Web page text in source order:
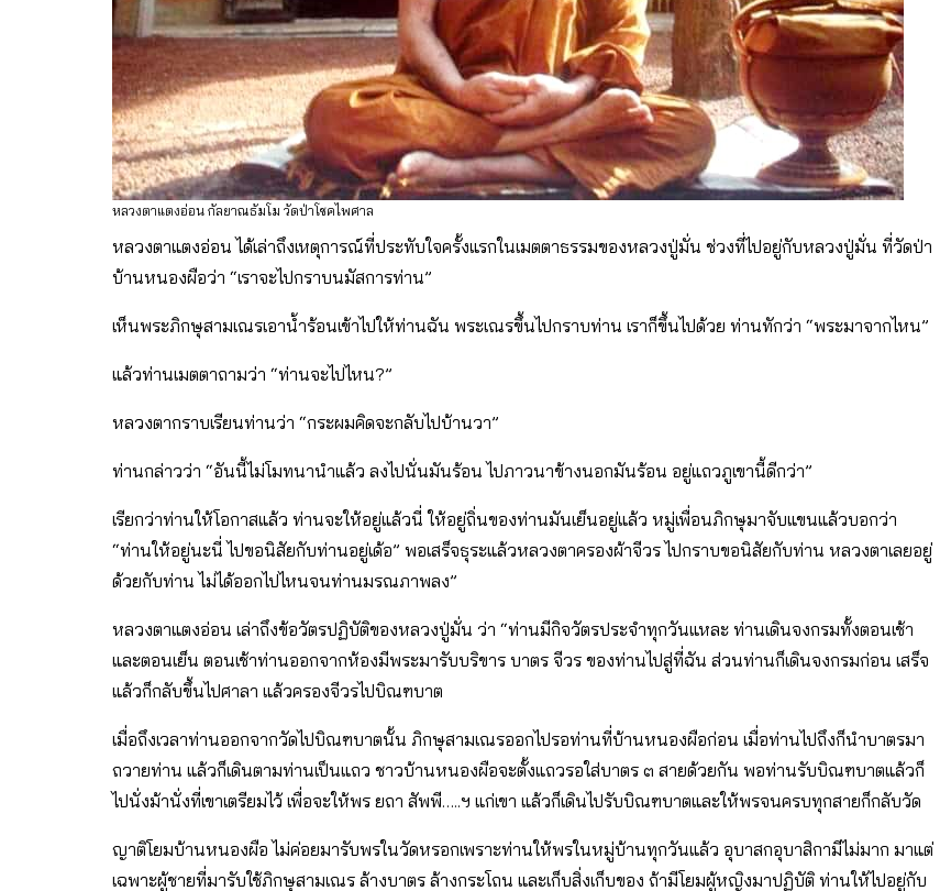
หลวงตาแตงอ่อน กัลยาณธัมโม วัดป่าโชคไพศาล
หลวงตาแตงอ่อน ได้เล่าถึงเหตุการณ์ที่ประทับใจครั้งแรกในเมตตาธรรมของหลวงปู่มั่น ช่วงที่ไปอยู่กับหลวงปู่มั่น ที่วัดป่า
บ้านหนองผือว่า “เราจะไปกราบนมัสการท่าน”
เห็นพระภิกษุสามเณรเอาน้ำร้อนเข้าไปให้ท่านฉัน พระเณรขึ้นไปกราบท่าน เราก็ขึ้นไปด้วย ท่านทักว่า “พระมาจากไหน”
แล้วท่านเมตตาถามว่า “ท่านจะไปไหน?”
หลวงตากราบเรียนท่านว่า “กระผมคิดจะกลับไปบ้านวา”
ท่านกล่าวว่า “อันนี้ไม่โมทนานำแล้ว ลงไปนั่นมันร้อน ไปภาวนาข้างนอกมันร้อน อยู่แถวภูเขานี้ดีกว่า”
เรียกว่าท่านให้โอกาสแล้ว ท่านจะให้อยู่แล้วนี่ ให้อยู่ถิ่นของท่านมันเย็นอยู่แล้ว หมู่เพื่อนภิกษุมาจับแขนแล้วบอกว่า
“ท่านให้อยู่นะนี่ ไปขอนิสัยกับท่านอยู่เด้อ” พอเสร็จธุระแล้วหลวงตาครองผ้าจีวร ไปกราบขอนิสัยกับท่าน หลวงตาเลยอยู่
ด้วยกับท่าน ไม่ได้ออกไปไหนจนท่านมรณภาพลง”
หลวงตาแตงอ่อน เล่าถึงข้อวัตรปฏิบัติของหลวงปู่มั่น ว่า “ท่านมีกิจวัตรประจำทุกวันแหละ ท่านเดินจงกรมทั้งตอนเช้า
และตอนเย็น ตอนเช้าท่านออกจากห้องมีพระมารับบริขาร บาตร จีวร ของท่านไปสู่ที่ฉัน ส่วนท่านก็เดินจงกรมก่อน เสร็จ
แล้วก็กลับขึ้นไปศาลา แล้วครองจีวรไปบิณฑบาต
เมื่อถึงเวลาท่านออกจากวัดไปบิณฑบาตนั้น ภิกษุสามเณรออกไปรอท่านที่บ้านหนองผือก่อน เมื่อท่านไปถึงก็นำบาตรมา
ถวายท่าน แล้วก็เดินตามท่านเป็นแถว ชาวบ้านหนองผือจะตั้งแถวรอใส่บาตร ๓ สายด้วยกัน พอท่านรับบิณฑบาตแล้วก็
ไปนั่งม้านั่งที่เขาเตรียมไว้ เพื่อจะให้พร ยถา สัพพี…..ฯ แก่เขา แล้วก็เดินไปรับบิณฑบาตและให้พรจนครบทุกสายก็กลับวัด
ญาติโยมบ้านหนองผือ ไม่ค่อยมารับพรในวัดหรอกเพราะท่านให้พรในหมู่บ้านทุกวันแล้ว อุบาสกอุบาสิกามีไม่มาก มาแต่
เฉพาะผู้ชายที่มารับใช้ภิกษุสามเณร ล้างบาตร ล้างกระโถน และเก็บสิ่งเก็บของ ถ้ามีโยมผู้หญิงมาปฏิบัติ ท่านให้ไปอยู่กับ